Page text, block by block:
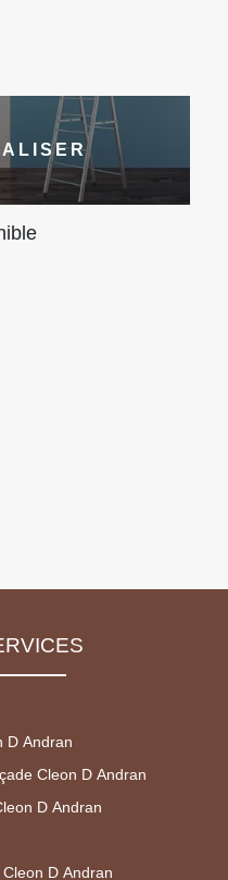
D Andran
Cleon D Andran
D Andran
D Andran